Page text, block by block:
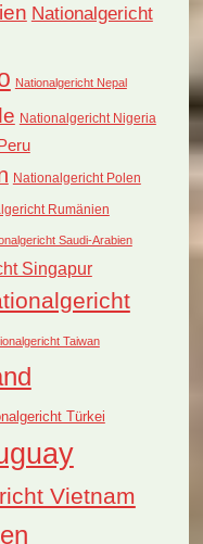
Nationalgericht
Nationalgericht Nepal
Nationalgericht Nigeria
Nationalgericht Polen
Rumänien
Saudi-Arabien
Singapur
Taiwan
Türkei
Vietnam